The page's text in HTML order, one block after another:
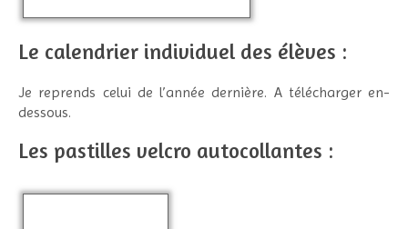
Le calendrier individuel des élèves :
Je reprends celui de l’année dernière. A télécharger en-
dessous.
Les pastilles velcro autocollantes :